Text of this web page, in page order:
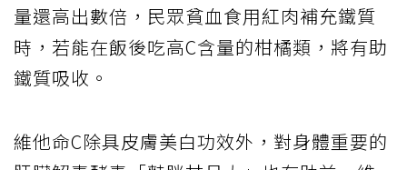
量還高出數倍，民眾貧血食用紅肉補充鐵質
時，若能在飯後吃高C含量的柑橘類，將有助
鐵質吸收。
維他命C除具皮膚美白功效外，對身體重要的